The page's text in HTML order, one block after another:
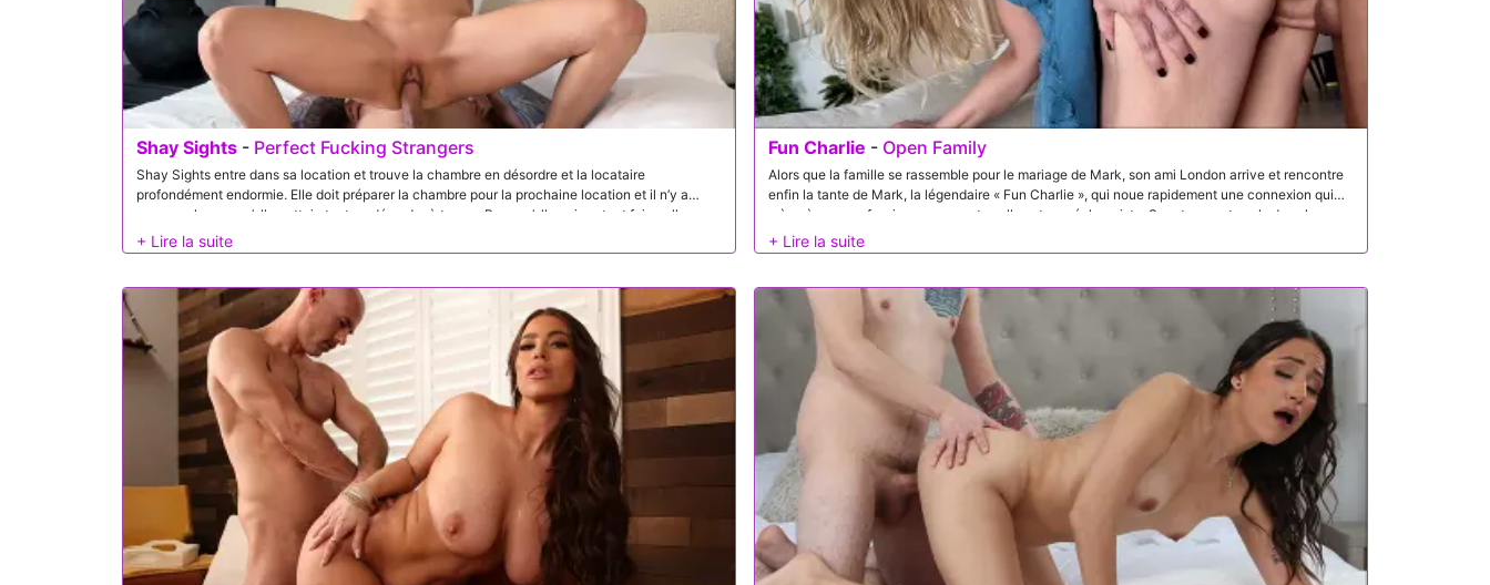
Shay Sights - Perfect Fucking Strangers
Shay Sights entre dans sa location et trouve la chambre en désordre et la locataire
profondément endormie. Elle doit préparer la chambre pour la prochaine location et il n’y a
aucune chance qu’elle nettoie tout ce désordre à temps. Pour qu’elle puisse tout faire, elle aura
besoin d’une main coupable de main gagnant-gagnant, elle peut faire payer à cet inconnu les
heures supplémentaires en nettoyant et en mettant sa bite raide dans sa chatte serrée.
Fun Charlie - Open Family
Alors que la famille se rassemble pour le mariage de Mark, son ami London arrive et rencontre
enfin la tante de Mark, la légendaire « Fun Charlie », qui noue rapidement une connexion qui
mène à une confession surprenante : elle est une échangiste. Se retrouvant seuls dans la
maison silencieuse, ils sautent les festivités du mariage pour une rencontre impulsive et
coquine sur le plan de travail de la cuisine.